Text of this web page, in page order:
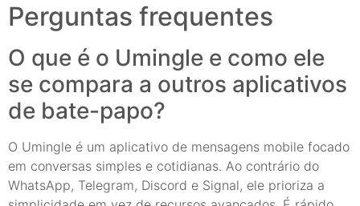
Perguntas frequentes
O que é o Umingle e como ele
se compara a outros aplicativos
de bate-papo?
O Umingle é um aplicativo de mensagens mobile focado
em conversas simples e cotidianas. Ao contrário do
WhatsApp, Telegram, Discord e Signal, ele prioriza a